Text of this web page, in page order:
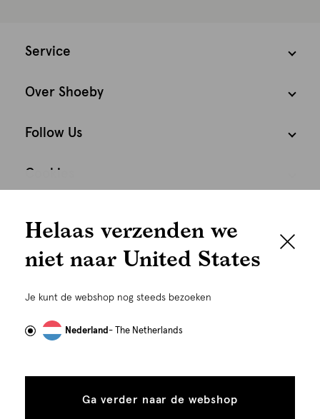
graag persoonlijk
gebruiken wij cookies en daarmee vergelijkbare
om advertenties te personaliseren...
tonen
toestaan
Service
Over Shoeby
Follow Us
Cookies
Helaas verzenden we
niet naar United States
Je kunt de webshop nog steeds bezoeken
Nederland- The Netherlands
Ga verder naar de webshop